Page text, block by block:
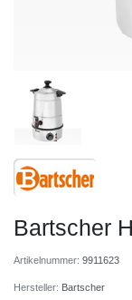
Bartscher
Artikelnummer: 9911623
Hersteller: Bartscher